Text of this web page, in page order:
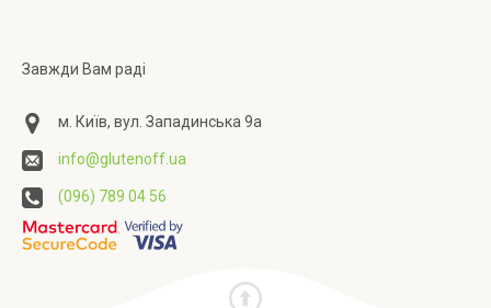
Завжди Вам раді
м. Київ, вул. Западинська 9а
info@glutenoff.ua
(096) 789 04 56